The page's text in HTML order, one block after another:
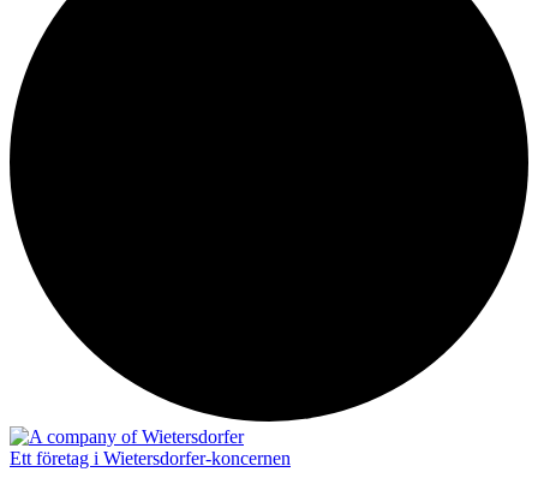
Ett företag i Wietersdorfer-koncernen